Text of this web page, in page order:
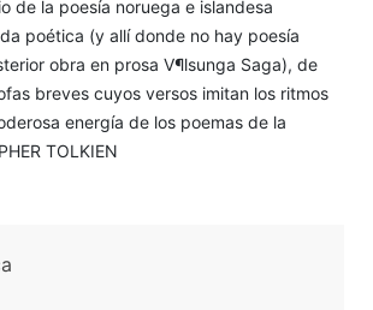
de la poesía noruega e islandesa
poética (y allí donde no hay poesía
obra en prosa V¶lsunga Saga), de
breves cuyos versos imitan los ritmos
energía de los poemas de la
TOLKIEN